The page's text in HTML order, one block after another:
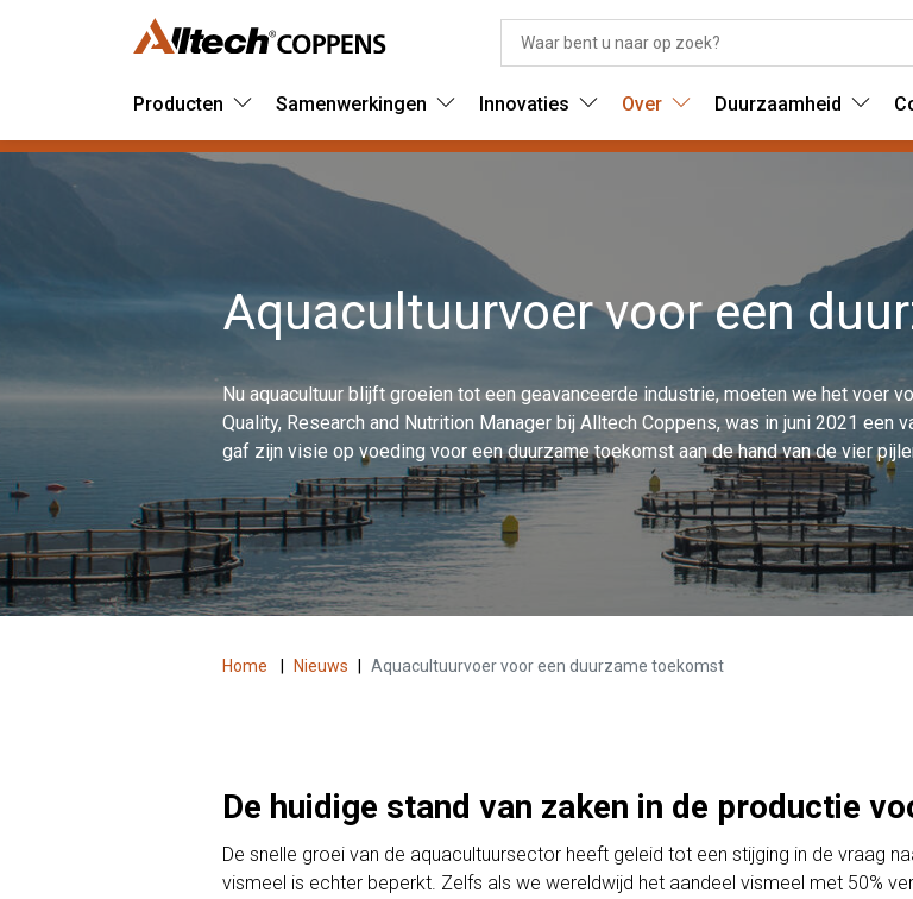
Producten Samenwerkingen Innovaties Over Duurzaamheid
Aquacultuurvoer voor een
Nu aquacultuur blijft groeien tot een geavanceerde industrie, moeten we het voer
Quality, Research and Nutrition Manager bij Alltech Coppens, was in juni 2021 een
gaf zijn visie op voeding voor een duurzame toekomst aan de hand van de vier
Home Nieuws Aquacultuurvoer voor een duurzame toekomst
De huidige stand van zaken in de productie
De snelle groei van de aquacultuursector heeft geleid tot een stijging in de vraag
vismeel is echter beperkt. Zelfs als we wereldwijd het aandeel vismeel met 50%